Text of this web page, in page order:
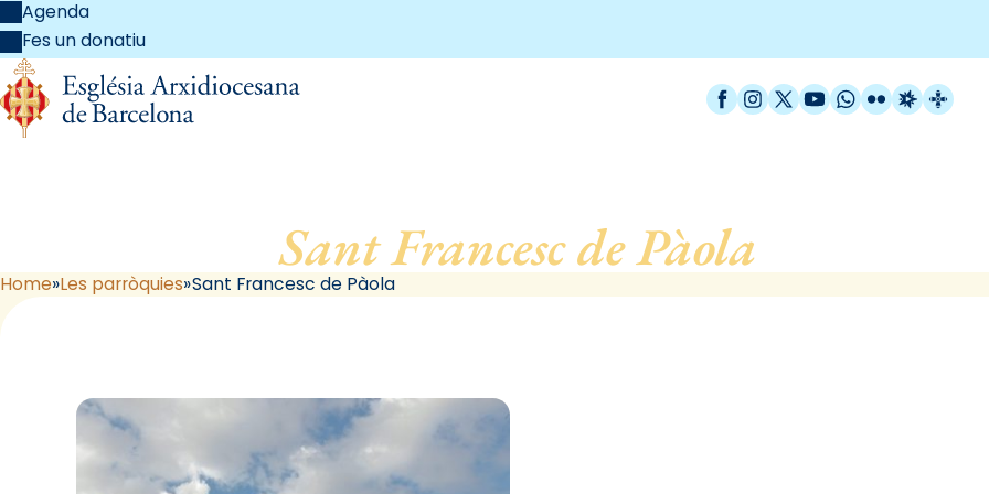
Agenda
Fes un donatiu
Facebook
Instagram
X / Twitter
YouTube
WhatsApp
FlickrRadio
Sant Francesc de Pàola
Home Les parròquies Sant Francesc de Pàola